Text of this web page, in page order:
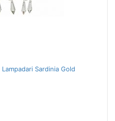
Sardinia Gold